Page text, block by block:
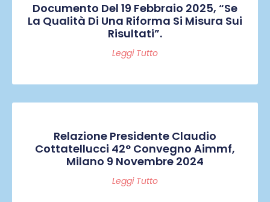
Documento Del 19 Febbraio 2025, “Se
La Qualità Di Una Riforma Si Misura Sui
Risultati”.
Leggi Tutto
Relazione Presidente Claudio
Cottatellucci 42° Convegno Aimmf,
Milano 9 Novembre 2024
Leggi Tutto